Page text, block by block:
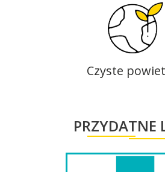
Czyste
PRZYDATNE